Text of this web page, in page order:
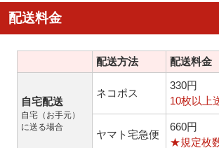
配送料金
配送方法 配送料金
自宅配送
自宅（お手元）
に送る場合
ネコポス
330円
10枚以上
ヤマト宅急便
660円
★規定枚